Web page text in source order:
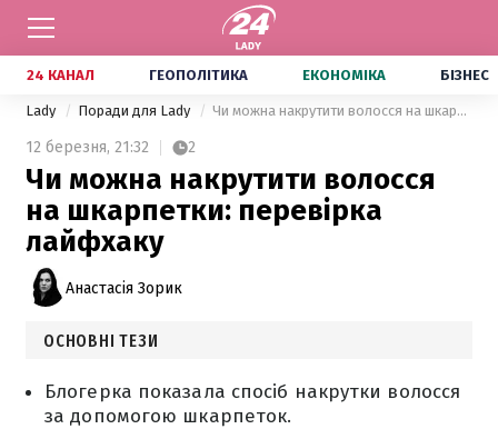
24 КАНАЛ ГЕОПОЛІТИКА ЕКОНОМІКА БІЗНЕС
Lady Поради для Lady Чи можна накрутити волосся на шкарпетки: перевірка лайфхаку
12 березня, 21:32 2
Чи можна накрутити волосся
на шкарпетки: перевірка
лайфхаку
Анастасія Зорик
ОСНОВНІ ТЕЗИ
Блогерка показала спосіб накрутки волосся
за допомогою шкарпеток.